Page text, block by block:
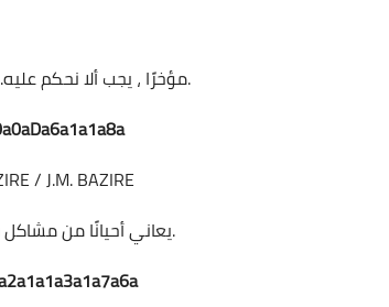
مؤخرًا ، يجب ألا نحكم عليه. على زيفه الأخير باس وتخليصه في الثقة.
/ J.M. BAZIRE
يعاني أحيانًا من مشاكل في المشي ، لذا فإننا نجازف باستبعاده.